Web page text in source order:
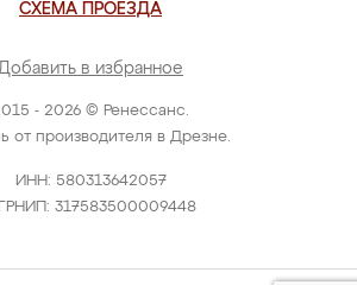
- 2026 © Ренессанс.
от производителя в Дрезне.
ИНН: 580313642057
317583500009448
СХЕМА ПРОЕЗДА
в избранное